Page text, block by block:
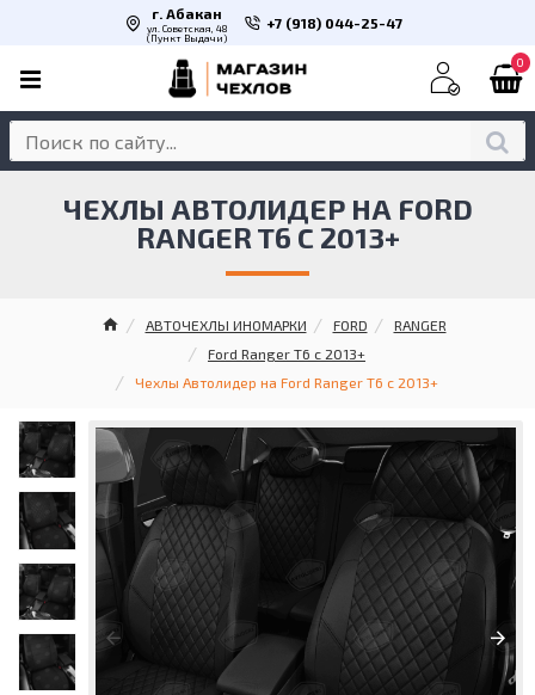
г. Абакан
ул. Советская, 48
(Пункт Выдачи)
+7 (918) 044-25-47
0
АВТОЧЕХЛЫ ИНОМАРКИ FORD
RANGER
Ford Ranger T6 с 2013+
Чехлы Автолидер на Ford Ranger T6 с 2013+
ЧЕХЛЫ АВТОЛИДЕР НА FORD
RANGER T6 С 2013+